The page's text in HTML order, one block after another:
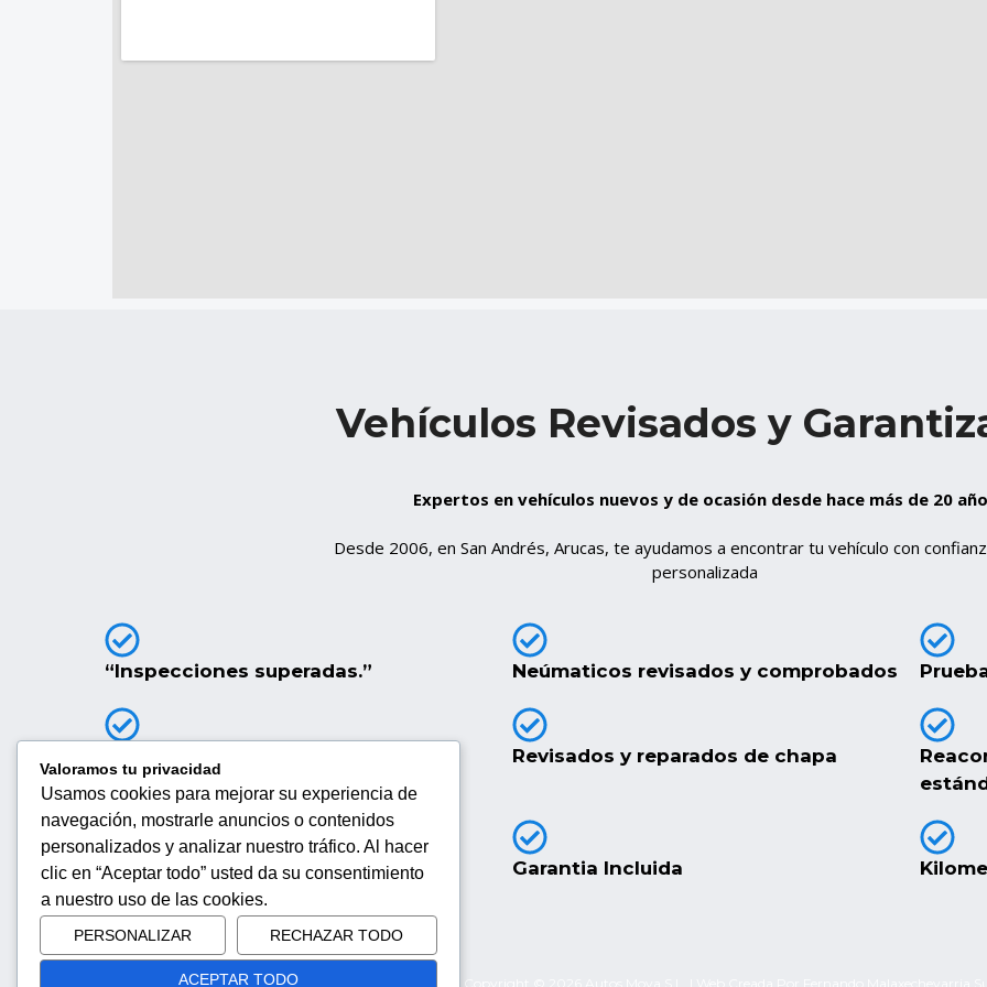
Vehículos Revisados y
Expertos en vehículos nuevos y de ocasión desde hace más de 20
Desde 2006, en San Andrés, Arucas, te ayudamos a encontrar tu vehículo con
personalizada
“Inspecciones superadas.” Neúmaticos revisados y comprobados
Revisados y reparados de chapa
Financiación a medida Garantia Incluida
Valoramos tu privacidad
Usamos cookies para mejorar su experiencia de
navegación, mostrarle anuncios o contenidos
personalizados y analizar nuestro tráfico. Al hacer
clic en “Aceptar todo” usted da su consentimiento
a nuestro uso de las cookies.
PERSONALIZAR RECHAZAR TODO
ACEPTAR TODO